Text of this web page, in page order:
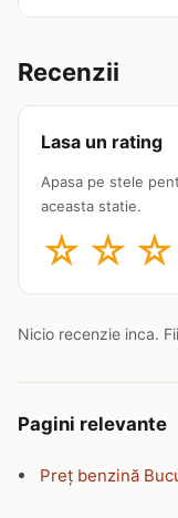
Recenzii
Lasa un rating
Apasa pe stele
aceasta statie.
☆ ☆ ☆
Nicio recenzie inca.
Pagini relevante
Preț benzină